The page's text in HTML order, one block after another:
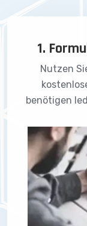
1.
Nutzen
benötigen